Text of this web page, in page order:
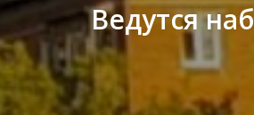
Ведутся